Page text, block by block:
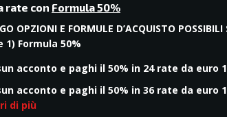
rate con Formula 50%
OPZIONI E FORMULE D’ACQUISTO
1) Formula 50%
acconto e paghi il 50% in 24 rate da euro
acconto e paghi il 50% in 36 rate da euro
di più